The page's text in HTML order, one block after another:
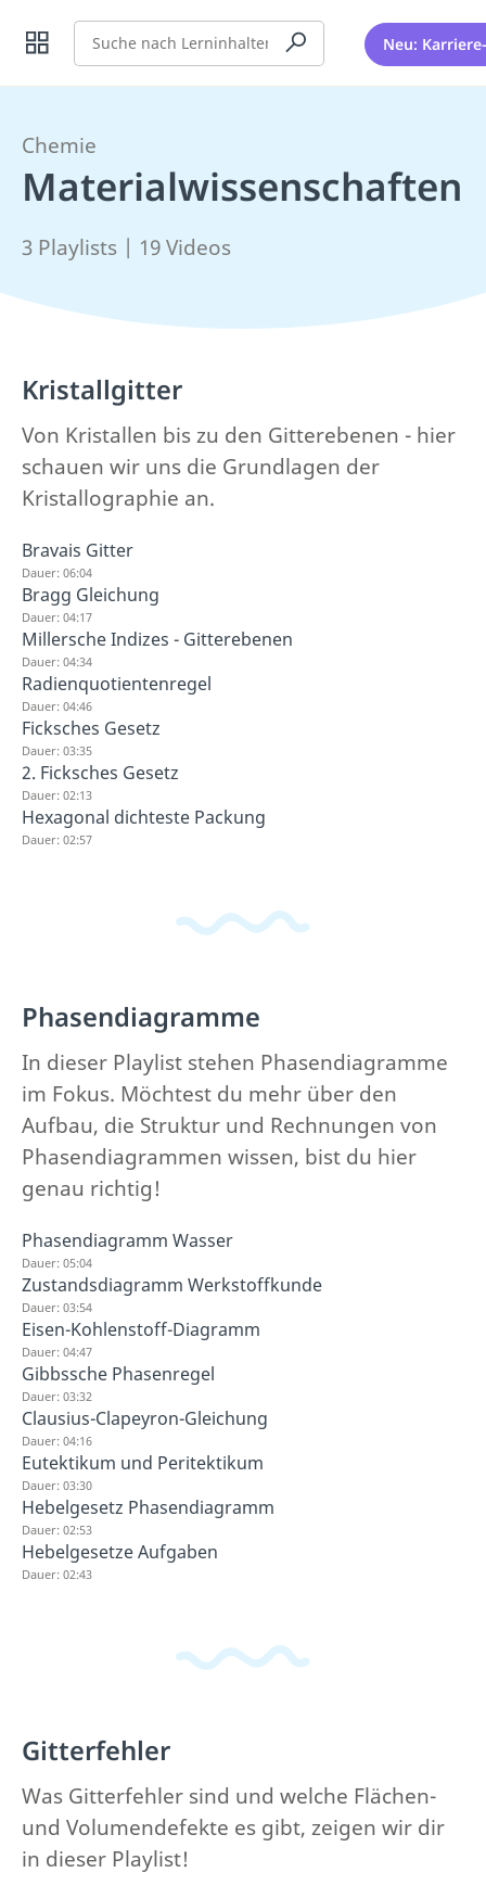
Suche Neu:
Chemie
Materialwissenschaften
3 Playlists | 19 Videos
Kristallgitter
Von Kristallen bis zu den Gitterebenen - hier
schauen wir uns die Grundlagen der
Kristallographie an.
Bravais Gitter
Dauer: 06:04
Bragg Gleichung
Dauer: 04:17
Millersche Indizes - Gitterebenen
Dauer: 04:34
Radienquotientenregel
Dauer: 04:46
Ficksches Gesetz
Dauer: 03:35
2. Ficksches Gesetz
Dauer: 02:13
Hexagonal dichteste Packung
Dauer: 02:57
Phasendiagramme
In dieser Playlist stehen Phasendiagramme
im Fokus. Möchtest du mehr über den
Aufbau, die Struktur und Rechnungen von
Phasendiagrammen wissen, bist du hier
genau richtig!
Phasendiagramm Wasser
Dauer: 05:04
Zustandsdiagramm Werkstoffkunde
Dauer: 03:54
Eisen-Kohlenstoff-Diagramm
Dauer: 04:47
Gibbssche Phasenregel
Dauer: 03:32
Clausius-Clapeyron-Gleichung
Dauer: 04:16
Eutektikum und Peritektikum
Dauer: 03:30
Hebelgesetz Phasendiagramm
Dauer: 02:53
Hebelgesetze Aufgaben
Dauer: 02:43
Gitterfehler
Was Gitterfehler sind und welche Flächen-
und Volumendefekte es gibt, zeigen wir dir
in dieser Playlist!